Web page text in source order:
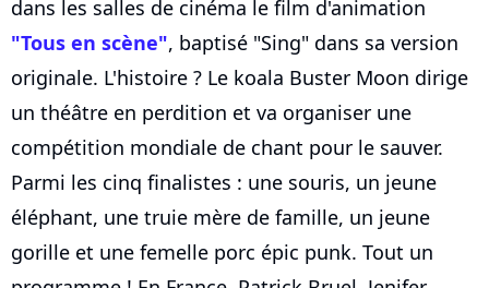
dans les salles de cinéma le film d'animation
"Tous en scène", baptisé "Sing" dans sa version
originale. L'histoire ? Le koala Buster Moon dirige
un théâtre en perdition et va organiser une
compétition mondiale de chant pour le sauver.
Parmi les cinq finalistes : une souris, un jeune
éléphant, une truie mère de famille, un jeune
gorille et une femelle porc épic punk. Tout un